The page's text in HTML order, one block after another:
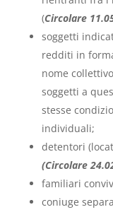
(Circolare
soggetti
redditi in
nome
soggetti a
stesse
individuali;
detentori
(Circolare
familiari
coniuge